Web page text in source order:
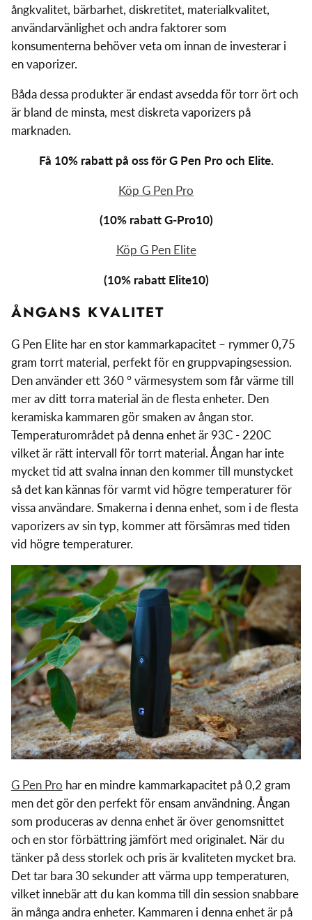
ångkvalitet, bärbarhet, diskretitet, materialkvalitet,
användarvänlighet och andra faktorer som
konsumenterna behöver veta om innan de investerar i
en vaporizer.
Båda dessa produkter är endast avsedda för torr ört och
är bland de minsta, mest diskreta vaporizers på
marknaden.
Få 10% rabatt på oss för G Pen Pro och Elite.
Köp G Pen Pro
(10% rabatt G-Pro10)
Köp G Pen Elite
(10% rabatt Elite10)
ÅNGANS KVALITET
G Pen Elite har en stor kammarkapacitet – rymmer 0,75
gram torrt material, perfekt för en gruppvapingsession.
Den använder ett 360 ° värmesystem som får värme till
mer av ditt torra material än de flesta enheter. Den
keramiska kammaren gör smaken av ångan stor.
Temperaturområdet på denna enhet är 93C - 220C
vilket är rätt intervall för torrt material. Ångan har inte
mycket tid att svalna innan den kommer till munstycket
så det kan kännas för varmt vid högre temperaturer för
vissa användare. Smakerna i denna enhet, som i de flesta
vaporizers av sin typ, kommer att försämras med tiden
vid högre temperaturer.
G Pen Pro har en mindre kammarkapacitet på 0,2 gram
men det gör den perfekt för ensam användning. Ångan
som produceras av denna enhet är över genomsnittet
och en stor förbättring jämfört med originalet. När du
tänker på dess storlek och pris är kvaliteten mycket bra.
Det tar bara 30 sekunder att värma upp temperaturen,
vilket innebär att du kan komma till din session snabbare
än många andra enheter. Kammaren i denna enhet är på